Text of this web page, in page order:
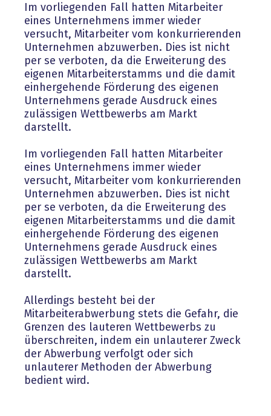
Im vorliegenden Fall hatten Mitarbeiter
eines Unternehmens immer wieder
versucht, Mitarbeiter vom konkurrierenden
Unternehmen abzuwerben. Dies ist nicht
per se verboten, da die Erweiterung des
eigenen Mitarbeiterstamms und die damit
einhergehende Förderung des eigenen
Unternehmens gerade Ausdruck eines
zulässigen Wettbewerbs am Markt
darstellt.
Im vorliegenden Fall hatten Mitarbeiter
eines Unternehmens immer wieder
versucht, Mitarbeiter vom konkurrierenden
Unternehmen abzuwerben. Dies ist nicht
per se verboten, da die Erweiterung des
eigenen Mitarbeiterstamms und die damit
einhergehende Förderung des eigenen
Unternehmens gerade Ausdruck eines
zulässigen Wettbewerbs am Markt
darstellt.
Allerdings besteht bei der
Mitarbeiterabwerbung stets die Gefahr, die
Grenzen des lauteren Wettbewerbs zu
überschreiten, indem ein unlauterer Zweck
der Abwerbung verfolgt oder sich
unlauterer Methoden der Abwerbung
bedient wird.